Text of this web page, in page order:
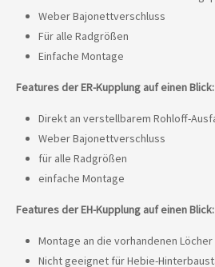
Weber Bajonettverschluss
Für alle Radgrößen
Einfache Montage
Features der ER-Kupplung auf einen Blick:
Direkt an verstellbarem Rohloff-
Weber Bajonettverschluss
für alle Radgrößen
einfache Montage
Features der EH-Kupplung auf einen Blick:
Montage an die vorhandenen
Nicht geeignet für Hebie-